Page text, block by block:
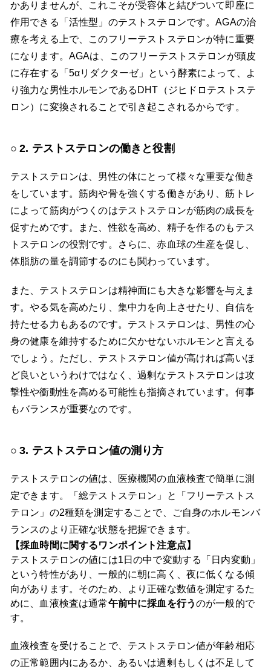
かありませんが、これこそが受容体と結びついて即座に
作用できる「活性型」のテストステロンです。AGAの治
療を考える上で、このフリーテストステロンが特に重要
になります。AGAは、このフリーテストステロンが頭皮
に存在する「5αリダクターゼ」という酵素によって、よ
り強力な男性ホルモンであるDHT（ジヒドロテストステ
ロン）に変換されることで引き起こされるからです。
2. テストステロンの働きと役割
テストステロンは、男性の体にとって様々な重要な働き
をしています。筋肉や骨を強くする働きがあり、筋トレ
によって筋肉がつくのはテストステロンが筋肉の成長を
促すためです。また、性欲を高め、精子を作るのもテス
トステロンの役割です。さらに、赤血球の生産を促し、
体脂肪の量を調節するのにも関わっています。
また、テストステロンは精神面にも大きな影響を与えま
す。やる気を高めたり、集中力を向上させたり、自信を
持たせる力もあるのです。テストステロンは、男性の心
身の健康を維持するために欠かせないホルモンと言える
でしょう。ただし、テストステロン値が高ければ高いほ
ど良いというわけではなく、過剰なテストステロンは攻
撃性や衝動性を高める可能性も指摘されています。何事
もバランスが重要なのです。
3. テストステロン値の測り方
テストステロンの値は、医療機関の血液検査で簡単に測
定できます。「総テストステロン」と「フリーテストス
テロン」の2種類を測定することで、ご自身のホルモンバ
ランスのより正確な状態を把握できます。
【採血時間に関するワンポイント注意点】
テストステロンの値には1日の中で変動する「日内変動」
という特性があり、一般的に朝に高く、夜に低くなる傾
向があります。そのため、より正確な数値を測定するた
めに、血液検査は通常午前中に採血を行うのが一般的で
す。
血液検査を受けることで、テストステロン値が年齢相応
の正常範囲内にあるか、あるいは過剰もしくは不足して